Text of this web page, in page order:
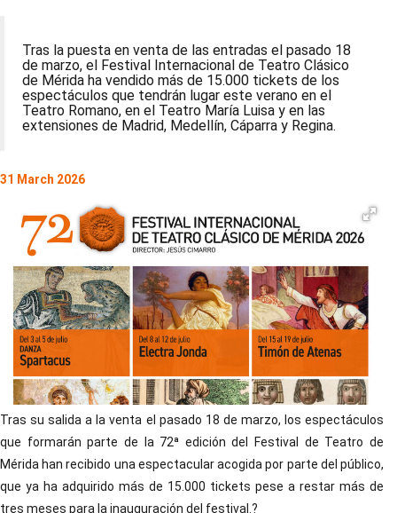
Tras la puesta en venta de las entradas el pasado 18
de marzo, el Festival Internacional de Teatro Clásico
de Mérida ha vendido más de 15.000 tickets de los
espectáculos que tendrán lugar este verano en el
Teatro Romano, en el Teatro María Luisa y en las
extensiones de Madrid, Medellín, Cáparra y Regina.
31 March 2026
Tras su salida a la venta el pasado 18 de marzo, los espectáculos
que formarán parte de la 72ª edición del Festival de Teatro de
Mérida han recibido una espectacular acogida por parte del público,
que ya ha adquirido más de 15.000 tickets pese a restar más de
tres meses para la inauguración del festival.?